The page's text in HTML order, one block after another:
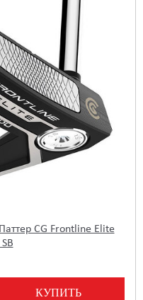
CG Frontline Elite
КУПИТЬ